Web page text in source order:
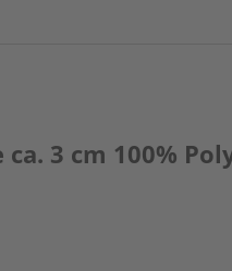
3 cm 100%